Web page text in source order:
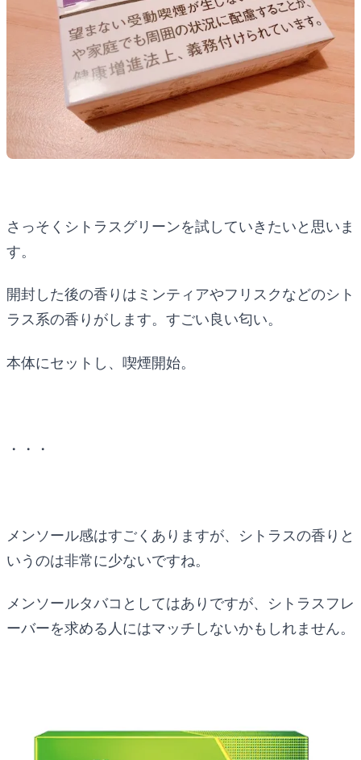
さっそくシトラスグリーンを試していきたいと思いま
す。
開封した後の香りはミンティアやフリスクなどのシト
ラス系の香りがします。すごい良い匂い。
本体にセットし、喫煙開始。
・・・
メンソール感はすごくありますが、シトラスの香りと
いうのは非常に少ないですね。
メンソールタバコとしてはありですが、シトラスフレ
ーバーを求める人にはマッチしないかもしれません。